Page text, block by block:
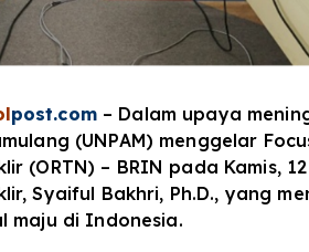
post.com– Dalam upaya
(UNPAM) menggelar
(ORTN) – BRIN pada
Syaiful Bakhri, Ph.D., yang
maju di Indonesia.